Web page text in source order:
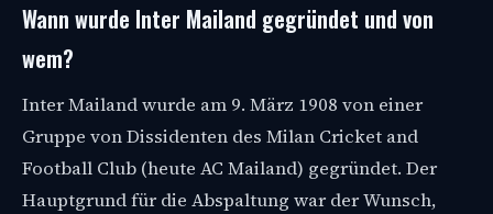
Wann wurde Inter Mailand gegründet und von
wem?
Inter Mailand wurde am 9. März 1908 von einer
Gruppe von Dissidenten des Milan Cricket and
Football Club (heute AC Mailand) gegründet. Der
Hauptgrund für die Abspaltung war der Wunsch,